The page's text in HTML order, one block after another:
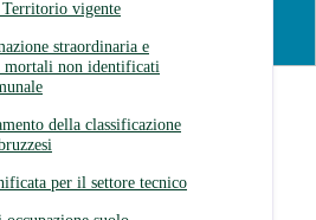
Territorio vigente
straordinaria e
mortali non identificati
della classificazione
per il settore tecnico